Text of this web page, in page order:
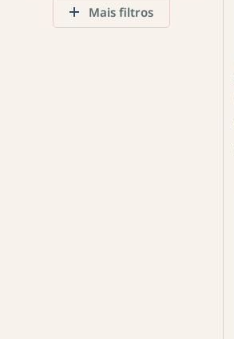
Mais filtros